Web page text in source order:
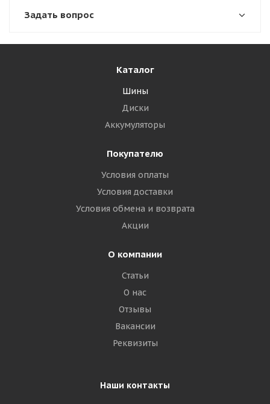
Задать вопрос
Каталог
Шины
Диски
Аккумуляторы
Покупателю
Условия оплаты
Условия доставки
Условия обмена и возврата
Акции
О компании
Статьи
О нас
Отзывы
Вакансии
Реквизиты
Наши контакты